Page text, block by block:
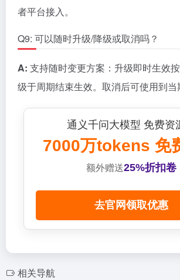
者平台接入。
Q9: 可以随时升级/降级或取消吗？
A: 支持随时变更方案：升级即时生效
级于周期结束生效。取消后可使用到当
通义千问大模型 免费资
7000万tokens 免
额外赠送25%折扣卷
去官网领取优惠
相关导航